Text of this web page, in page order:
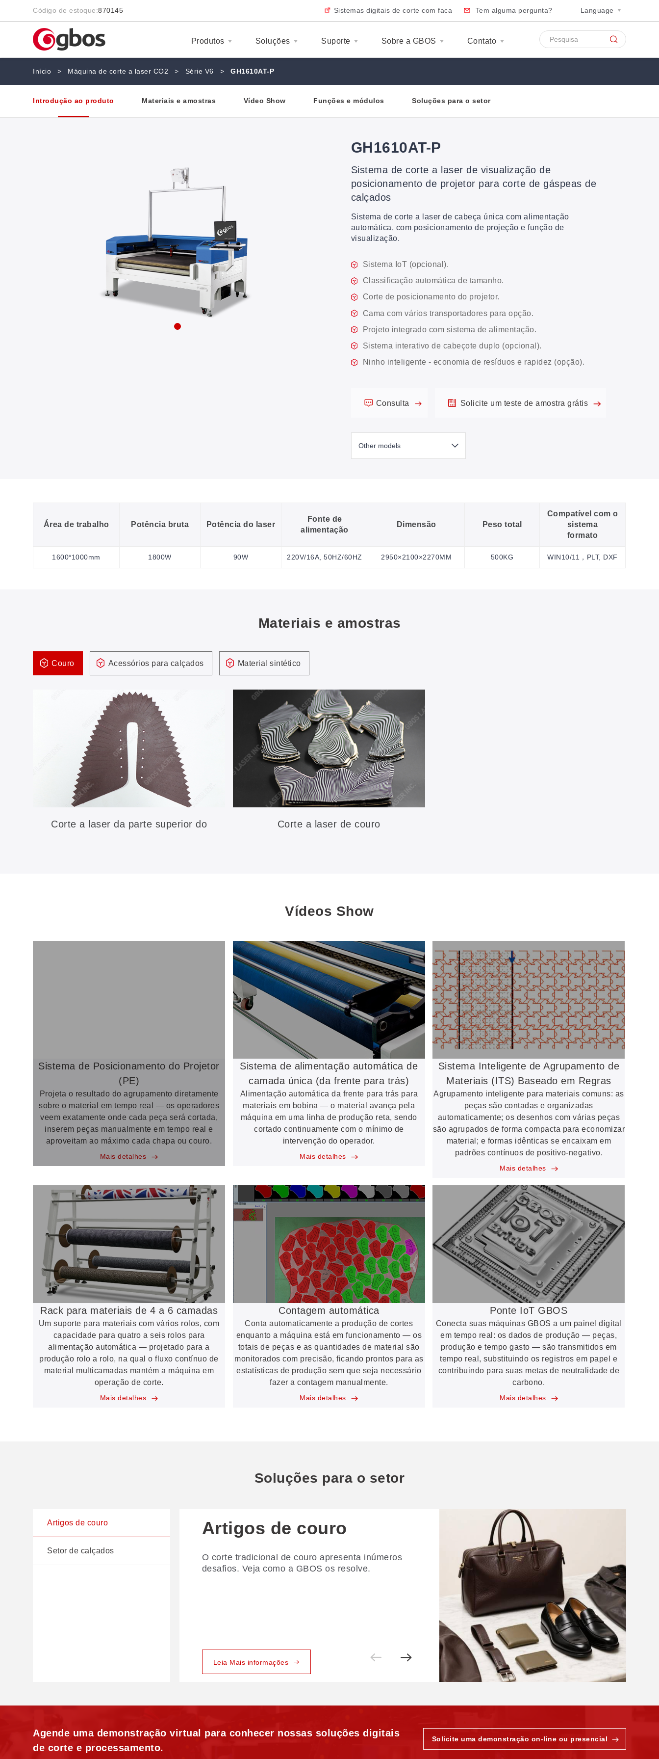
Código de estoque:870145 Sistemas digitais de corte com faca Tem alguma pergunta? Language
Produtos Soluções Suporte Sobre a GBOS Contato
Início > Máquina de corte a laser CO2 > Série V6 > GH1610AT-P
Introdução ao produto Materiais e amostras Vídeo Show Funções e módulos Soluções para o setor
GH1610AT-P
Sistema de corte a laser de visualização de
posicionamento de projetor para corte de gáspeas de
calçados
Sistema de corte a laser de cabeça única com alimentação
automática, com posicionamento de projeção e função de
visualização.
Sistema IoT (opcional).
Classificação automática de tamanho.
Corte de posicionamento do projetor.
Cama com vários transportadores para opção.
Projeto integrado com sistema de alimentação.
Sistema interativo de cabeçote duplo (opcional).
Ninho inteligente - economia de resíduos e rapidez (opção).
Consulta Solicite um teste de amostra grátis
Área de trabalho Potência bruta Potência do laser
Fonte de
alimentação
Dimensão Peso total
Compatível com o
sistema
formato
1600*1000mm 1800W 90W 220V/16A, 50HZ/60HZ 2950×2100×2270MM 500KG WIN10/11，PLT, DXF
Materiais e amostras
Couro Acessórios para calçados Material sintético
Corte a laser da parte superior do
Corte a laser de couro
Vídeos Show
Sistema de Posicionamento do Projetor
(PE)
Projeta o resultado do agrupamento diretamente
sobre o material em tempo real — os operadores
veem exatamente onde cada peça será cortada,
inserem peças manualmente em tempo real e
aproveitam ao máximo cada chapa ou couro.
Mais detalhes
Sistema de alimentação automática de
camada única (da frente para trás)
Alimentação automática da frente para trás para
materiais em bobina — o material avança pela
máquina em uma linha de produção reta, sendo
cortado continuamente com o mínimo de
intervenção do operador.
Mais detalhes
Sistema Inteligente de Agrupamento de
Materiais (ITS) Baseado em Regras
Agrupamento inteligente para materiais comuns: as
peças são contadas e organizadas
automaticamente; os desenhos com várias peças
são agrupados de forma compacta para economizar
material; e formas idênticas se encaixam em
padrões contínuos de positivo-negativo.
Mais detalhes
Rack para materiais de 4 a 6 camadas
Um suporte para materiais com vários rolos, com
capacidade para quatro a seis rolos para
alimentação automática — projetado para a
produção rolo a rolo, na qual o fluxo contínuo de
material multicamadas mantém a máquina em
operação de corte.
Mais detalhes
Contagem automática
Conta automaticamente a produção de cortes
enquanto a máquina está em funcionamento — os
totais de peças e as quantidades de material são
monitorados com precisão, ficando prontos para as
estatísticas de produção sem que seja necessário
fazer a contagem manualmente.
Mais detalhes
Ponte IoT GBOS
Conecta suas máquinas GBOS a um painel digital
em tempo real: os dados de produção — peças,
produção e tempo gasto — são transmitidos em
tempo real, substituindo os registros em papel e
contribuindo para suas metas de neutralidade de
carbono.
Mais detalhes
Soluções para o setor
Artigos de couro
Setor de calçados
Artigos de couro
O corte tradicional de couro apresenta inúmeros
desafios. Veja como a GBOS os resolve.
Leia Mais informações
Setor de calçados
Fabricação inteligente de calçados 4.0
impulsionada por IA: sem matrizes de corte, corte
Leia Mais informações
Agende uma demonstração virtual para conhecer nossas soluções digitais
de corte e processamento.
Solicite uma demonstração on-line ou presencial